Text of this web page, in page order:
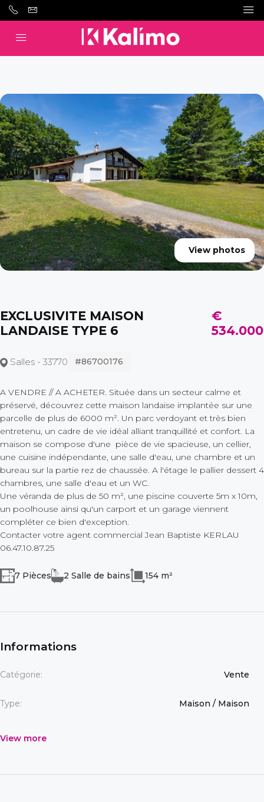
View photos
EXCLUSIVITE MAISON
LANDAISE TYPE 6
€
534.000
Salles - 33770 #86700176
A VENDRE // A ACHETER. Située dans un secteur calme et
préservé, découvrez cette maison landaise implantée sur une
parcelle de plus de 6000 m². Un parc verdoyant et très bien
entretenu, un cadre de vie idéal alliant tranquillité et confort. La
maison se compose d'une pièce de vie spacieuse, un cellier,
une cuisine indépendante, une salle d'eau, une chambre et un
bureau sur la partie rez de chaussée. A l'étage le pallier dessert 4
chambres, une salle d'eau et un WC.
Une véranda de plus de 50 m², une piscine couverte 5m x 10m,
un poolhouse ainsi qu'un carport et un garage viennent
compléter ce bien d'exception.
Contacter votre agent commercial Jean Baptiste KERLAU
06.47.10.87.25
7 Pièces 2 Salle de bains 154 m²
Informations
Catégorie: Vente
Type: Maison / Maison
View more